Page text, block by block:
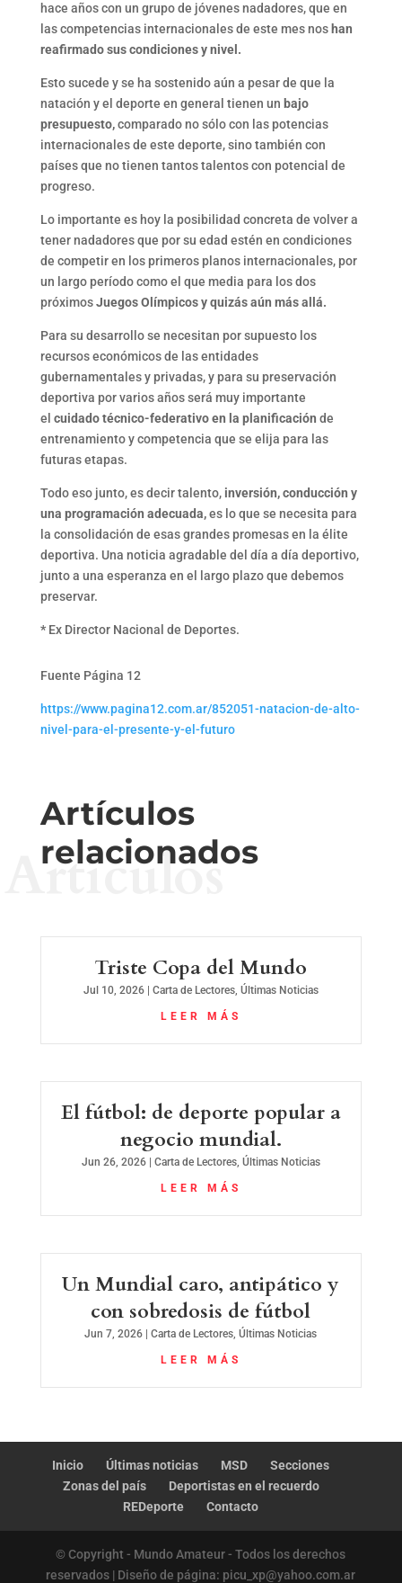
hace años con un grupo de jóvenes nadadores, que en
las competencias internacionales de este mes noshan
reafirmado sus condiciones y nivel.
Esto sucede y se ha sostenido aún a pesar de que la
natación y el deporte en general tienen un bajo
presupuesto,comparado no sólo con las potencias
internacionales de este deporte, sino también con
países que no tienen tantos talentos con potencial de
progreso.
Lo importante es hoy la posibilidad concreta de volver a
tener nadadores que por su edad estén en condiciones
de competir en los primeros planos internacionales, por
un largo período como el que media para los dos
próximosJuegos Olímpicos y quizás aún más allá.
Para su desarrollo se necesitan por supuesto los
recursos económicos de las entidades
gubernamentales y privadas, y para su preservación
deportiva por varios años será muy importante
el cuidado técnico-federativo en la planificación de
entrenamiento y competencia que se elija para las
futuras etapas.
Todo eso junto, es decir talento,inversión, conducción y
una programación adecuada,es lo que se necesita para
la consolidación de esas grandes promesas en la élite
deportiva. Una noticia agradable del día a día deportivo,
junto a una esperanza en el largo plazo que debemos
preservar.
*Ex Director Nacional de Deportes.
Fuente Página 12
https://www.pagina12.com.ar/852051-natacion-de-alto-
nivel-para-el-presente-y-el-futuro
Artículos
relacionados
Artículos
Triste Copa del Mundo
Jul 10, 2026| Carta de Lectores, Últimas Noticias
LEER MÁS
El fútbol: de deporte popular a
negocio mundial.
Jun 26, 2026| Carta de Lectores, Últimas Noticias
LEER MÁS
Un Mundial caro, antipático y
con sobredosis de fútbol
Jun 7, 2026 |Carta de Lectores,Últimas Noticias
LEER MÁS
Inicio Últimas noticias MSD
Secciones
Zonas del país
Deportistas en el recuerdo
REDeporte
Contacto
© Copyright - Mundo Amateur - Todos los derechos
reservados | Diseño de página: picu_xp@yahoo.com.ar